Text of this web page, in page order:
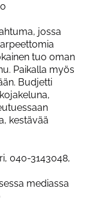
jossa
tuo oman
Paikalla myös
Budjetti
kestävää
040-3143048,
mediassa